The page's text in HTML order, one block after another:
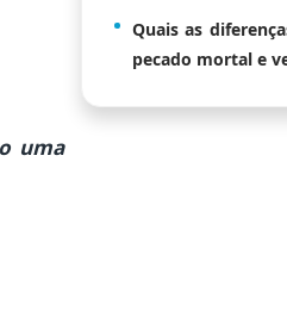
Quais as
pecado mortal e
uma